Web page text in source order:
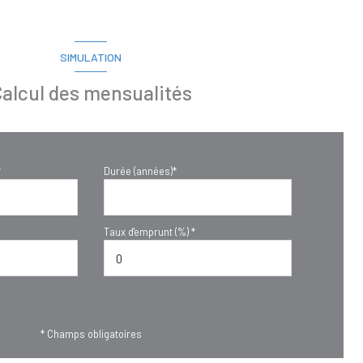
SIMULATION
des mensualités
Durée (années)*
Taux d'emprunt (%) *
* Champs obligatoires